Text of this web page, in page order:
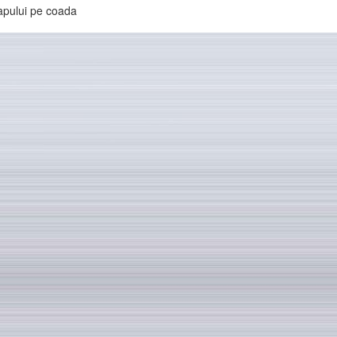
pe coada